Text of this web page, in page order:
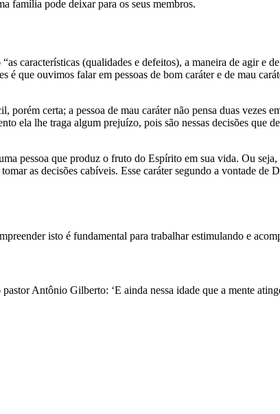
família pode deixar para os seus membros.
características (qualidades e defeitos), a maneira de agir e
que ouvimos falar em pessoas de bom caráter e de mau
certa; a pessoa de mau caráter não pensa duas vezes
ela lhe traga algum prejuízo, pois são nessas decisões que
pessoa que produz o fruto do Espírito em sua vida. Ou
as decisões cabíveis. Esse caráter segundo a vontade de
isto é fundamental para trabalhar estimulando e
Antônio Gilberto: ‘E ainda nessa idade que a mente